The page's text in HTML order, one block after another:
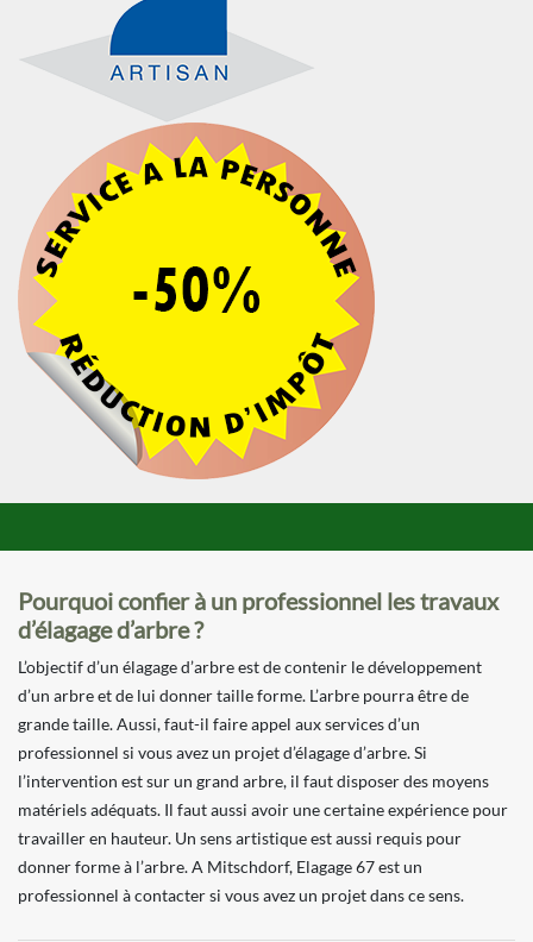
Pourquoi confier à un professionnel les travaux
d’élagage d’arbre ?
L’objectif d’un élagage d’arbre est de contenir le développement
d’un arbre et de lui donner taille forme. L’arbre pourra être de
grande taille. Aussi, faut-il faire appel aux services d’un
professionnel si vous avez un projet d’élagage d’arbre. Si
l’intervention est sur un grand arbre, il faut disposer des moyens
matériels adéquats. Il faut aussi avoir une certaine expérience pour
travailler en hauteur. Un sens artistique est aussi requis pour
donner forme à l’arbre. A Mitschdorf, Elagage 67 est un
professionnel à contacter si vous avez un projet dans ce sens.